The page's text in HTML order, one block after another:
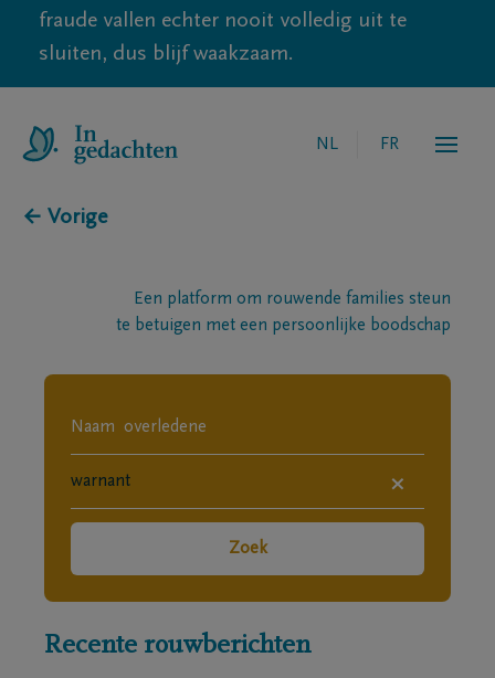
fraude vallen echter nooit volledig uit te
sluiten, dus blijf waakzaam.
NL FR
← Vorige
Een platform om rouwende families steun
te betuigen met een persoonlijke boodschap
×
Zoek
Recente rouwberichten